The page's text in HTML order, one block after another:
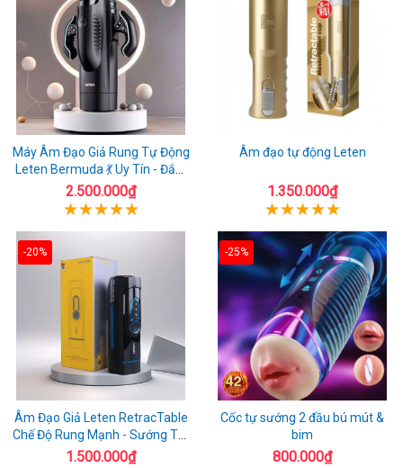
Máy Âm Đạo Giả Rung Tự Động
Leten Bermuda 💃 Uy Tín - Đắm
Chìm Đê Mê
2.500.000₫
Âm đạo tự động Leten
1.350.000₫
-20%
Âm Đạo Giả Leten RetracTable
Chế Độ Rung Mạnh - Sướng Tột
Đỉnh!
1.500.000₫
-25%
Cốc tự sướng 2 đầu bú mút &
bim
800.000₫